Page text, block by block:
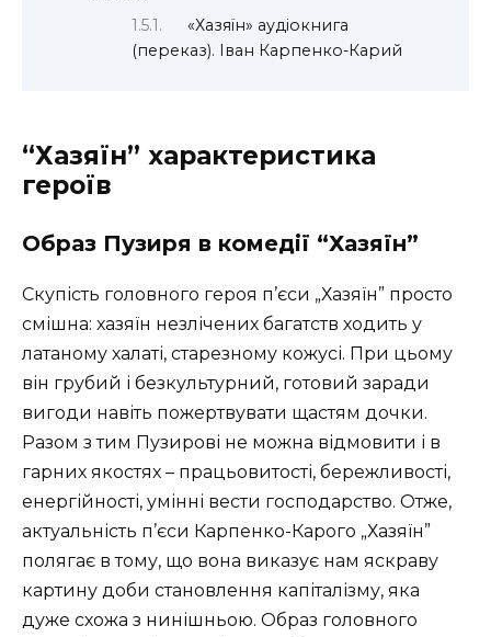
«Хазяїн» аудіокнига
(переказ). Іван Карпенко-Карий
“Хазяїн” характеристика
героїв
Образ Пузиря в комедії “Хазяїн”
Скупість головного героя п’єси „Хазяїн” просто
смішна: хазяїн незлічених багатств ходить у
латаному халаті, старезному кожусі. При цьому
він грубий і безкультурний, готовий заради
вигоди навіть пожертвувати щастям дочки.
Разом з тим Пузирові не можна відмовити і в
гарних якостях – працьовитості, бережливості,
енергійності, умінні вести господарство. Отже,
актуальність п’єси Карпенко-Карого „Хазяїн”
полягає в тому, що вона виказує нам яскраву
картину доби становлення капіталізму, яка
дуже схожа з нинішньою. Образ головного